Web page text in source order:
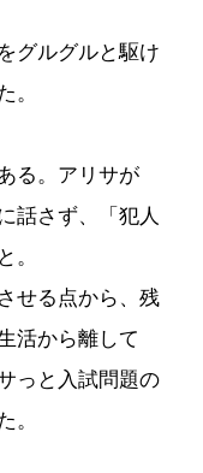
グルグルと駆け
。
る。アリサが
話さず、「犯人
。
せる点から、残
活から離して
っと入試問題の
。